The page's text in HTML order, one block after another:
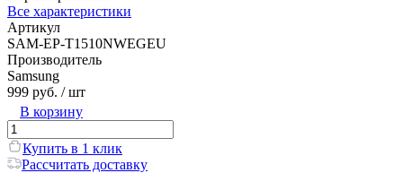
Все характеристики
Артикул
SAM-EP-T1510NWEGEU
Производитель
Samsung
999 руб. / шт
В корзину
Купить в 1 клик
Рассчитать доставку